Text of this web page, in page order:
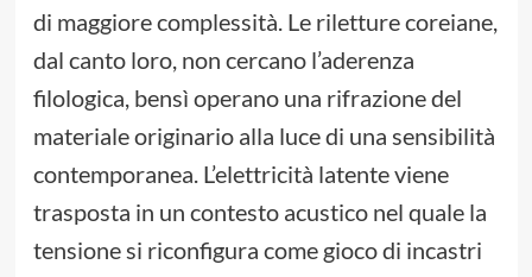
di maggiore complessità. Le riletture coreiane,
dal canto loro, non cercano l’aderenza
filologica, bensì operano una rifrazione del
materiale originario alla luce di una sensibilità
contemporanea. L’elettricità latente viene
trasposta in un contesto acustico nel quale la
tensione si riconfigura come gioco di incastri